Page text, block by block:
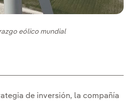
eólico mundial
de inversión, la compañía